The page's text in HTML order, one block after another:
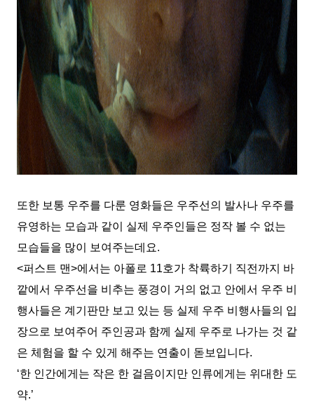
또한 보통 우주를 다룬 영화들은 우주선의 발사나 우주를
유영하는 모습과 같이 실제 우주인들은 정작 볼 수 없는
모습들을 많이 보여주는데요.
<퍼스트 맨>에서는 아폴로 11호가 착륙하기 직전까지 바
깥에서 우주선을 비추는 풍경이 거의 없고 안에서 우주 비
행사들은 계기판만 보고 있는 등 실제 우주 비행사들의 입
장으로 보여주어 주인공과 함께 실제 우주로 나가는 것 같
은 체험을 할 수 있게 해주는 연출이 돋보입니다.
‘한 인간에게는 작은 한 걸음이지만 인류에게는 위대한 도
약.’